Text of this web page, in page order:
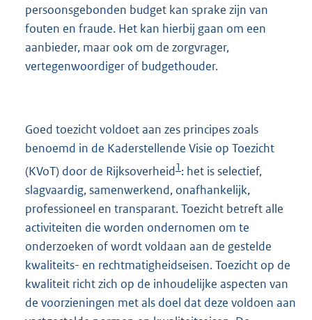
persoonsgebonden budget kan sprake zijn van
fouten en fraude. Het kan hierbij gaan om een
aanbieder, maar ook om de zorgvrager,
vertegenwoordiger of budgethouder.
Goed toezicht voldoet aan zes principes zoals
benoemd in de Kaderstellende Visie op Toezicht
(KVoT) door de Rijksoverheid1 : het is selectief,
slagvaardig, samenwerkend, onafhankelijk,
professioneel en transparant. Toezicht betreft alle
activiteiten die worden ondernomen om te
onderzoeken of wordt voldaan aan de gestelde
kwaliteits- en rechtmatigheidseisen. Toezicht op de
kwaliteit richt zich op de inhoudelijke aspecten van
de voorzieningen met als doel dat deze voldoen aan